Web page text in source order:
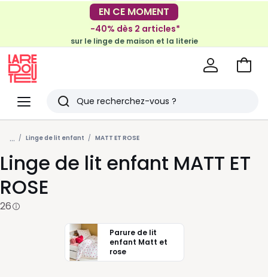
-30€ tous les 100€*
sur le meuble & la déco
EN CE MOMENT
-40% dès 2 articles*
sur le linge de maison et la literie
Menu
Redoute
Rechercher
Derniers
articles
vus
Voir
... Linge de lit enfant MATT ET ROSE
Linge de lit enfant MATT ET
ROSE
26
Parure de lit
enfant Matt et
rose